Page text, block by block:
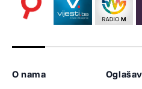
O nama